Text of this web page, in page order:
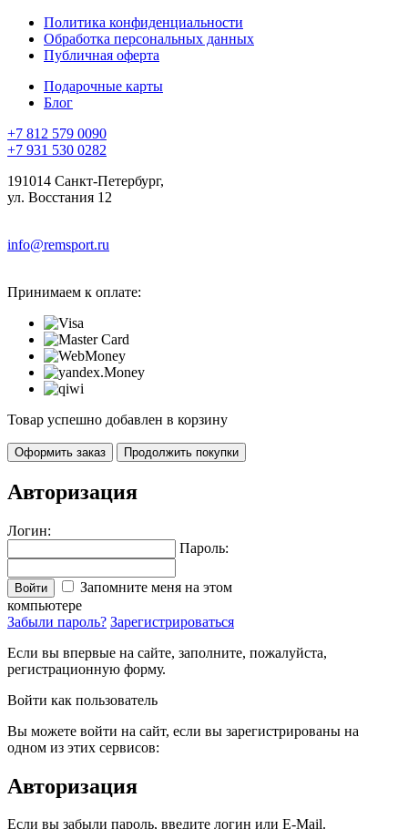
Политика конфиденциальности
Обработка персональных данных
Публичная оферта
Подарочные карты
Блог
+7 812 579 0090
+7 931 530 0282
191014 Санкт-Петербург,
ул. Восстания 12
info@remsport.ru
Принимаем к оплате:
Товар успешно добавлен в корзину
Оформить заказ Продолжить покупки
Авторизация
Логин:
Пароль:
Войти
Запомните меня на этом
компьютере
Забыли пароль? Зарегистрироваться
Если вы впервые на сайте, заполните, пожалуйста,
регистрационную форму.
Войти как пользователь
Вы можете войти на сайт, если вы зарегистрированы на
одном из этих сервисов:
Авторизация
Если вы забыли пароль, введите логин или E-Mail.